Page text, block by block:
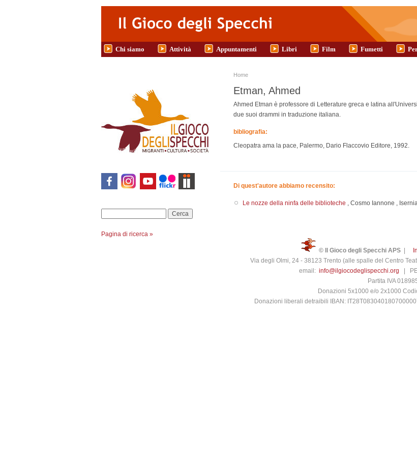
Chi siamo Attività Appuntamenti Libri Film Fumetti
Pagina di ricerca »
Tu sei qui
Home
Etman, Ahmed
Ahmed Etman è professore di Letterature greca e latina
due suoi drammi in traduzione italiana.
bibliografia:
Cleopatra ama la pace, Palermo, Dario Flaccovio Editore, 1992.
Di quest'autore abbiamo recensito:
Le nozze della ninfa delle biblioteche , Cosmo Iannone ,
© Il Gioco degli Specchi APS|
Via degli Olmi, 24 - 38123 Trento (alle spalle del Centro
email: info@ilgiocodeglispecchi.org |
Partita IVA
Donazioni 5x1000 e/o 2x1000
Donazioni liberali detraibili IBAN: